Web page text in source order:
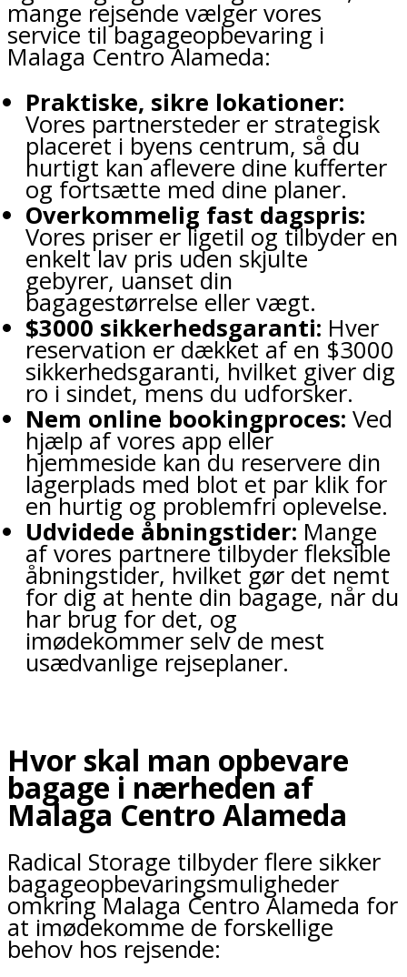
mange rejsende vælger vores
service til bagageopbevaring i
Malaga Centro Alameda:
Praktiske, sikre lokationer:
Vores partnersteder er strategisk
placeret i byens centrum, så du
hurtigt kan aflevere dine kufferter
og fortsætte med dine planer.
Overkommelig fast dagspris:
Vores priser er ligetil og tilbyder en
enkelt lav pris uden skjulte
gebyrer, uanset din
bagagestørrelse eller vægt.
$3000 sikkerhedsgaranti: Hver
reservation er dækket af en $3000
sikkerhedsgaranti, hvilket giver dig
ro i sindet, mens du udforsker.
Nem online bookingproces: Ved
hjælp af vores app eller
hjemmeside kan du reservere din
lagerplads med blot et par klik for
en hurtig og problemfri oplevelse.
Udvidede åbningstider:Mange
af vores partnere tilbyder fleksible
åbningstider, hvilket gør det nemt
for dig at hente din bagage, når du
har brug for det, og
imødekommer selv de mest
usædvanlige rejseplaner.
Hvor skal man opbevare
bagage i nærheden af
Malaga Centro Alameda
Radical Storage tilbyder flere sikker
bagageopbevaringsmuligheder
omkring Malaga Centro Alameda for
at imødekomme de forskellige
behov hos rejsende: